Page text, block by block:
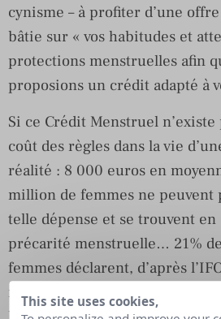
cynisme – à profiter d’une
bâtie sur « vos habitudes et
protections menstruelles afin
proposions un crédit adapté à
Si ce Crédit Menstruel
coût des règles dans la vie
réalité : 8 000 euros en
million de femmes ne peuvent
telle dépense et se trouvent
précarité menstruelle… 21%
femmes déclarent, d’après
rendre au travail, à l’école, ou
This site uses cookies,